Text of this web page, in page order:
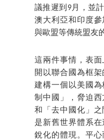
議推遲到9月，並
澳大利亞和印度
與歐盟等傳統盟友
這兩件事情，表
開以聯合國為框
建構一個以美國
制中國」，脅迫西
和「去中國化」之
是新舊世界體系
銳化的體現。平